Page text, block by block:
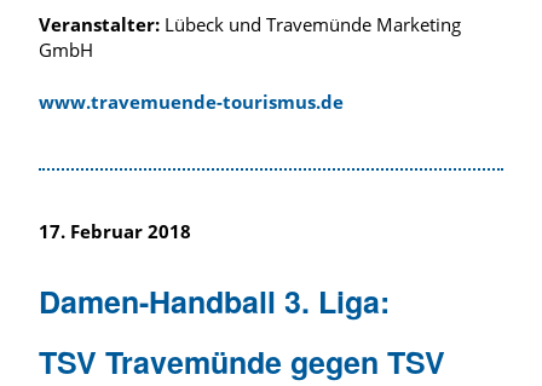
Veranstalter: Lübeck und Travemünde Marketing
GmbH
www.travemuende-tourismus.de
17. Februar 2018
Damen-Handball 3. Liga:
TSV Travemünde gegen TSV